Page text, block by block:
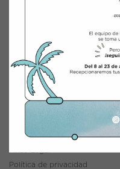
INTEGRACIÓN Y
Polígono Industrial Saprelorca,
30817 Lorca (Murcia), España
Teléfono:968 47 60 59
INFORMACIÓN
Política de envíos y
Política de privacidad